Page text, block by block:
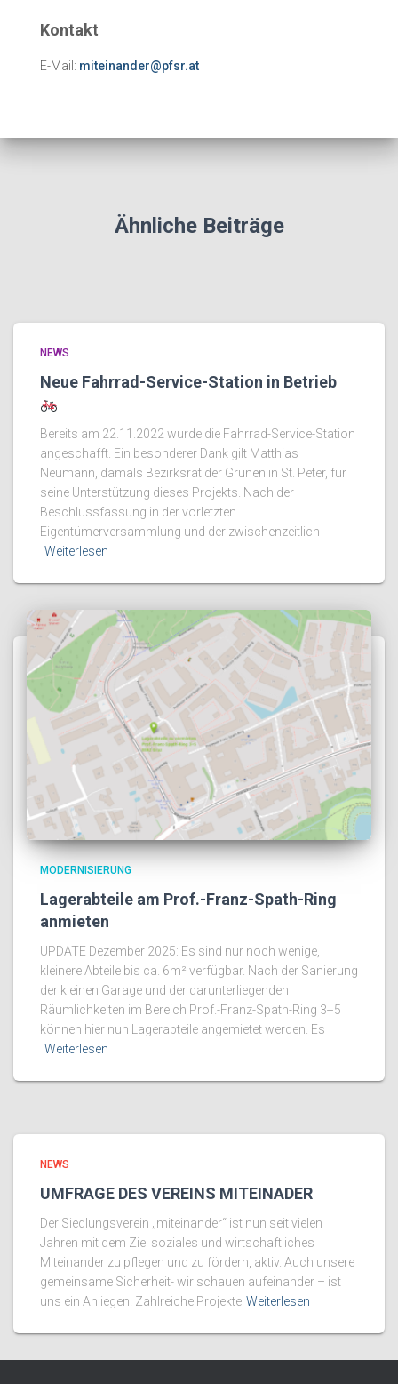
Kontakt
E-Mail: miteinander@pfsr.at
Ähnliche Beiträge
NEWS
Neue Fahrrad-Service-Station in Betrieb
Bereits am 22.11.2022 wurde die Fahrrad-Service-Station
angeschafft. Ein besonderer Dank gilt Matthias
Neumann, damals Bezirksrat der Grünen in St. Peter, für
seine Unterstützung dieses Projekts. Nach der
Beschlussfassung in der vorletzten
Eigentümerversammlung und der zwischenzeitlich
Weiterlesen
MODERNISIERUNG
Lagerabteile am Prof.-Franz-Spath-Ring
anmieten
UPDATE Dezember 2025: Es sind nur noch wenige,
kleinere Abteile bis ca. 6m² verfügbar. Nach der Sanierung
der kleinen Garage und der darunterliegenden
Räumlichkeiten im Bereich Prof.-Franz-Spath-Ring 3+5
können hier nun Lagerabteile angemietet werden. Es
Weiterlesen
NEWS
UMFRAGE DES VEREINS MITEINADER
Der Siedlungsverein „miteinander“ ist nun seit vielen
Jahren mit dem Ziel soziales und wirtschaftliches
Miteinander zu pflegen und zu fördern, aktiv. Auch unsere
gemeinsame Sicherheit- wir schauen aufeinander – ist
uns ein Anliegen. Zahlreiche Projekte Weiterlesen